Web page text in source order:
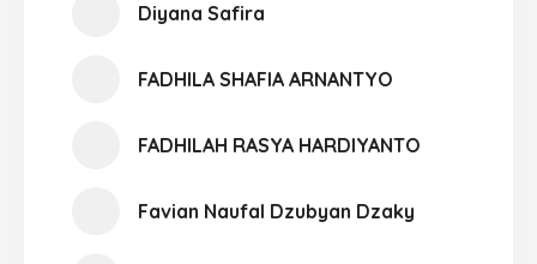
Diyana Safira
FADHILA SHAFIA ARNANTYO
FADHILAH RASYA HARDIYANTO
Favian Naufal Dzubyan Dzaky